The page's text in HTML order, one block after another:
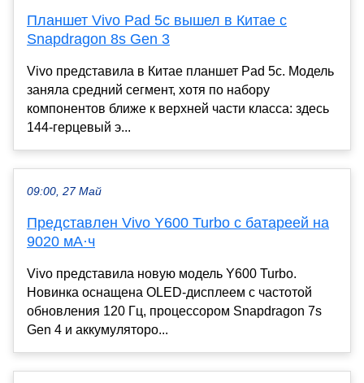
Планшет Vivo Pad 5c вышел в Китае с
Snapdragon 8s Gen 3
Vivo представила в Китае планшет Pad 5c. Модель
заняла средний сегмент, хотя по набору
компонентов ближе к верхней части класса: здесь
144-герцевый э...
09:00, 27 Май
Представлен Vivo Y600 Turbo с батареей на
9020 мА·ч
Vivo представила новую модель Y600 Turbo.
Новинка оснащена OLED-дисплеем с частотой
обновления 120 Гц, процессором Snapdragon 7s
Gen 4 и аккумуляторо...